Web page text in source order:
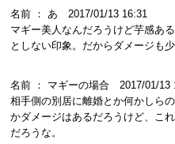
名前 ： あ 2017/01/13 16:31
マギー美人なんだろうけど芋感あ
としない印象。だからダメージも
名前 ： マギーの場合 2017/01/13
相手側の別居に離婚とか何かしら
かダメージはあるだろうけど、こ
だろうな。